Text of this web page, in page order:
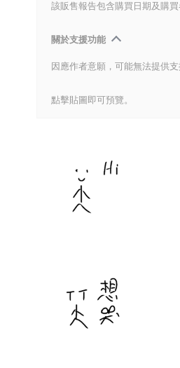
該販售報告包含購買日期及購
關於支援功能
因應作者意願，可能無法提供支
點擊貼圖即可預覽。